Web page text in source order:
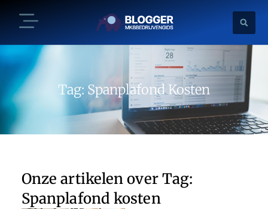
Tag: Spanplafond Kosten
Onze artikelen over Tag:
Spanplafond kosten